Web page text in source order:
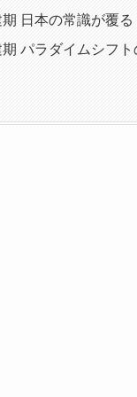
日本の常識が覆る
パラダイムシフ